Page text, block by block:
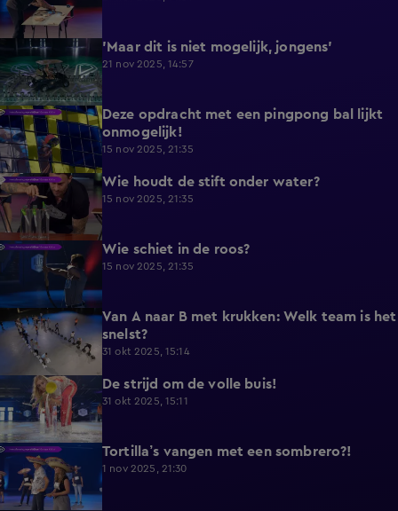
0:52 'Maar dit is niet mogelijk, jongens'
21 nov 2025, 14:57
0:45
Deze opdracht met een pingpong bal lijkt
onmogelijk!
15 nov 2025, 21:35
0:36 Wie houdt de stift onder water?
15 nov 2025, 21:35
0:33 Wie schiet in de roos?
15 nov 2025, 21:35
0:32
Van A naar B met krukken: Welk team is het
snelst?
31 okt 2025, 15:14
0:46 De strijd om de volle buis!
31 okt 2025, 15:11
2:06 Tortilla’s vangen met een sombrero?!
1 nov 2025, 21:30